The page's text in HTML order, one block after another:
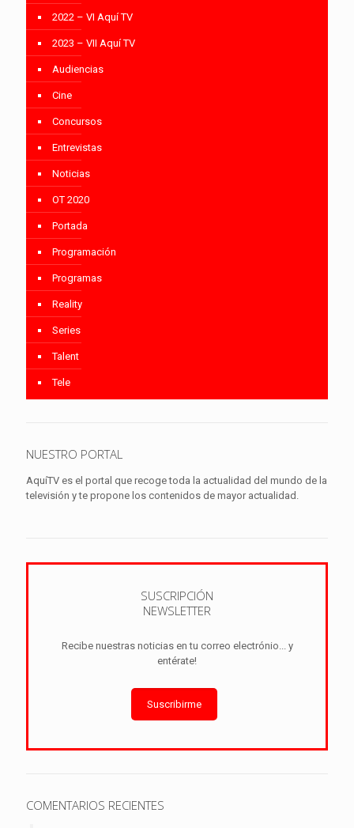
2022 – VI Aquí TV
2023 – VII Aquí TV
Audiencias
Cine
Concursos
Entrevistas
Noticias
OT 2020
Portada
Programación
Programas
Reality
Series
Talent
Tele
NUESTRO PORTAL
AquíTV es el portal que recoge toda la actualidad del mundo de la
televisión y te propone los contenidos de mayor actualidad.
SUSCRIPCIÓN
NEWSLETTER
Recibe nuestras noticias en tu correo electrónio... y
entérate!
Suscribirme
COMENTARIOS RECIENTES